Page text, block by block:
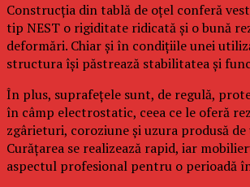
Construcția din tablă de oțel conferă
tip NEST o rigiditate ridicată și o bună
deformări. Chiar și în condițiile unei
structura își păstrează stabilitatea și
În plus, suprafețele sunt, de regulă,
în câmp electrostatic, ceea ce le oferă
zgârieturi, coroziune și uzura produsă
Curățarea se realizează rapid, iar
aspectul profesional pentru o perioadă